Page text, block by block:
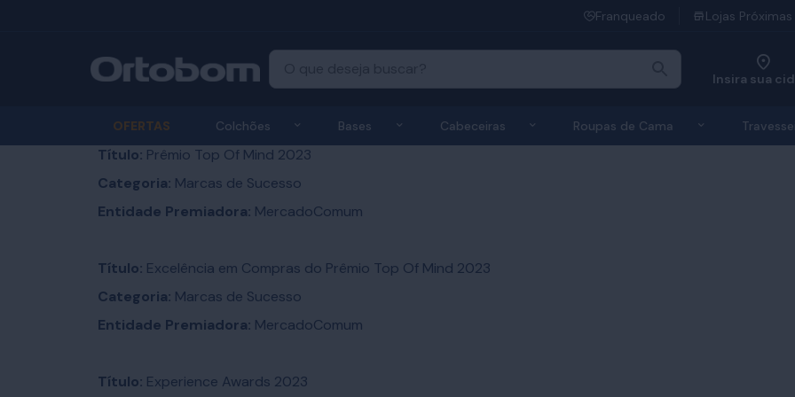
Franqueado Lojas Próximas
Insira sua
OFERTAS Colchões Exibir submenu de Colchões
Bases Exibir submenu de Bases
Cabeceiras Exibir submenu de Cabeceiras
Roupas de Cama Exibir
Título: Prêmio Top Of Mind 2023
Categoria: Marcas de Sucesso
Entidade Premiadora: MercadoComum
Título: Excelência em Compras do Prêmio Top Of Mind 2023
Categoria: Marcas de Sucesso
Entidade Premiadora: MercadoComum
Título: Experience Awards 2023